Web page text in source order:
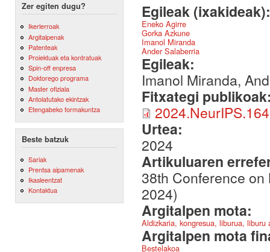
Zer egiten dugu?
Ikerlerroak
Argitalpenak
Patenteak
Proiektuak eta kontratuak
Spin-off enpresa
Doktorego programa
Master ofiziala
Antolatutako ekintzak
Etengabeko formakuntza
Beste batzuk
Sariak
Prentsa aipamenak
Ikasleentzat
Kontaktua
Egileak
Eneko Agirre
Gorka Azkune
Imanol Miranda
Ander Salaberria
Egileak:
Imanol Miranda,
Fitxategi
Urtea:
2024
Artikuluaren
38th Conference
2024)
Argitalpen mota:
Aldizkaria, kongresua, liburua,
Argitalpen mota
Bestelakoa